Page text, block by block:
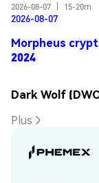
2026-08-07
15-20m
2026-08-07
Morpheus
2024
Dark Wolf
Plus